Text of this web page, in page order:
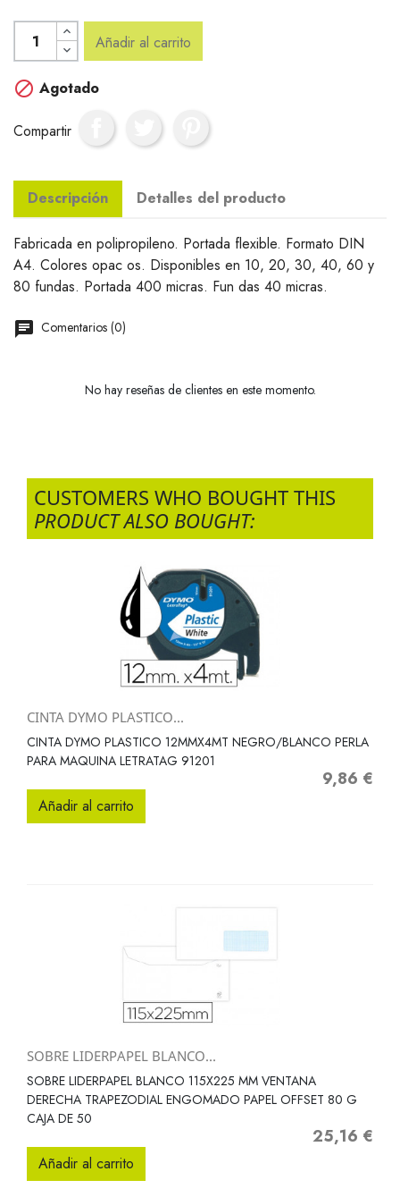
Añadir al carrito
 Agotado
Compartir
Descripción Detalles del producto
Fabricada en polipropileno. Portada flexible. Formato DIN
A4. Colores opac os. Disponibles en 10, 20, 30, 40, 60 y
80 fundas. Portada 400 micras. Fun das 40 micras.
Comentarios (0)
No hay reseñas de clientes en este momento.
CUSTOMERS WHO BOUGHT THIS
PRODUCT ALSO BOUGHT:
CINTA DYMO PLASTICO...
CINTA DYMO PLASTICO 12MMX4MT NEGRO/BLANCO PERLA
PARA MAQUINA LETRATAG 91201
Precio
9,86 €
Añadir al carrito
SOBRE LIDERPAPEL BLANCO...
SOBRE LIDERPAPEL BLANCO 115X225 MM VENTANA
DERECHA TRAPEZODIAL ENGOMADO PAPEL OFFSET 80 G
CAJA DE 50
Precio
25,16 €
Añadir al carrito